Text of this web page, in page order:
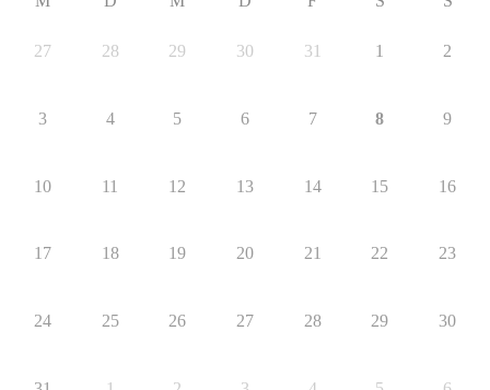
27 28 29 30 31 1 2
3 4 5 6 7 8 9
10 11 12 13 14 15 16
17 18 19 20 21 22 23
24 25 26 27 28 29 30